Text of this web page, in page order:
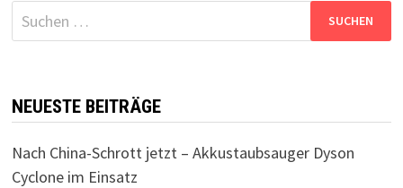
Suchen
nach:
NEUESTE BEITRÄGE
Nach China-Schrott jetzt – Akkustaubsauger Dyson
Cyclone im Einsatz